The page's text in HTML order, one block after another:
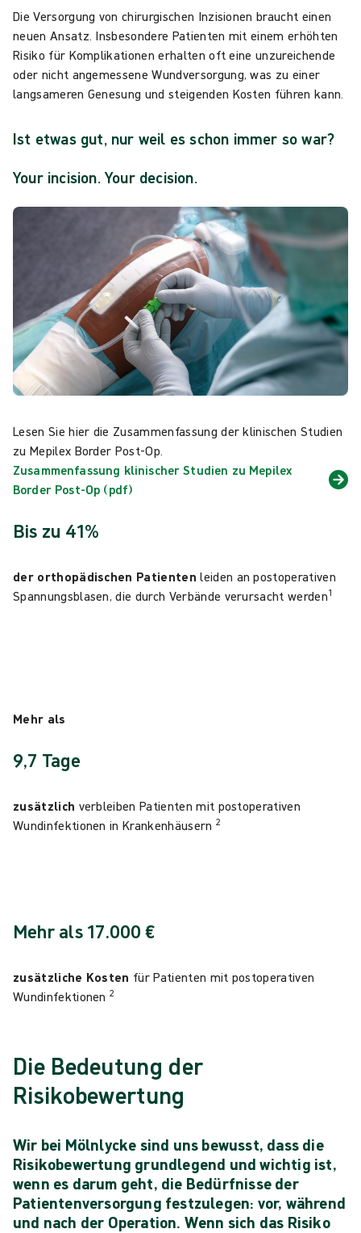
Die Versorgung von chirurgischen Inzisionen braucht einen
neuen Ansatz. Insbesondere Patienten mit einem erhöhten
Risiko für Komplikationen erhalten oft eine unzureichende
oder nicht angemessene Wundversorgung, was zu einer
langsameren Genesung und steigenden Kosten führen kann.
Ist etwas gut, nur weil es schon immer so war?
Your incision. Your decision.
Lesen Sie hier die Zusammenfassung der klinischen Studien
zu Mepilex Border Post-Op.
Zusammenfassung klinischer Studien zu Mepilex
Border Post-Op (pdf)
Bis zu 41%
der orthopädischen Patientenleiden an postoperativen
Spannungsblasen, die durch Verbände verursacht werden1
Mehr als
9,7 Tage
zusätzlich verbleiben Patienten mit postoperativen
Wundinfektionen in Krankenhäusern 2
Mehr als 17.000 €
zusätzliche Kosten für Patienten mit postoperativen
Wundinfektionen2
Die Bedeutung der
Risikobewertung
Wir bei Mölnlycke sind uns bewusst, dass die
Risikobewertung grundlegend und wichtig ist,
wenn es darum geht, die Bedürfnisse der
Patientenversorgung festzulegen: vor, während
und nach der Operation. Wenn sich das Risiko